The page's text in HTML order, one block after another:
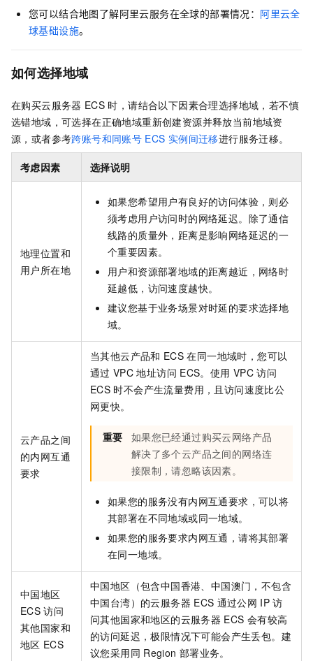
您可以结合地图了解阿里云服务在全球的部署情况： 阿里云全
球基础设施。
如何选择地域
在购买云服务器 ECS 时，请结合以下因素合理选择地域，若不慎
选错地域，可选择在正确地域重新创建资源并释放当前地域资
源，或者参考跨账号和同账号 ECS 实例间迁移进行服务迁移。
考虑因素 选择说明
地理位置和
用户所在地
如果您希望用户有良好的访问体验，则必
须考虑用户访问时的网络延迟。除了通信
线路的质量外，距离是影响网络延迟的一
个重要因素。
用户和资源部署地域的距离越近，网络时
延越低，访问速度越快。
建议您基于业务场景对时延的要求选择地
域。
云产品之间
的内网互通
要求
当其他云产品和 ECS 在同一地域时，您可以
通过 VPC 地址访问 ECS。使用 VPC 访问
ECS 时不会产生流量费用，且访问速度比公
网更快。
重要
如果您已经通过购买云网络产品
解决了多个云产品之间的网络连
接限制，请忽略该因素。
如果您的服务没有内网互通要求，可以将
其部署在不同地域或同一地域。
如果您的服务要求内网互通，请将其部署
在同一地域。
中国地区
ECS 访问
其他国家和
地区 ECS
中国地区（包含中国香港、中国澳门，不包含
中国台湾）的云服务器 ECS 通过公网 IP 访
问其他国家和地区的云服务器 ECS 会有较高
的访问延迟，极限情况下可能会产生丢包。建
议您采用同 Region 部署业务。